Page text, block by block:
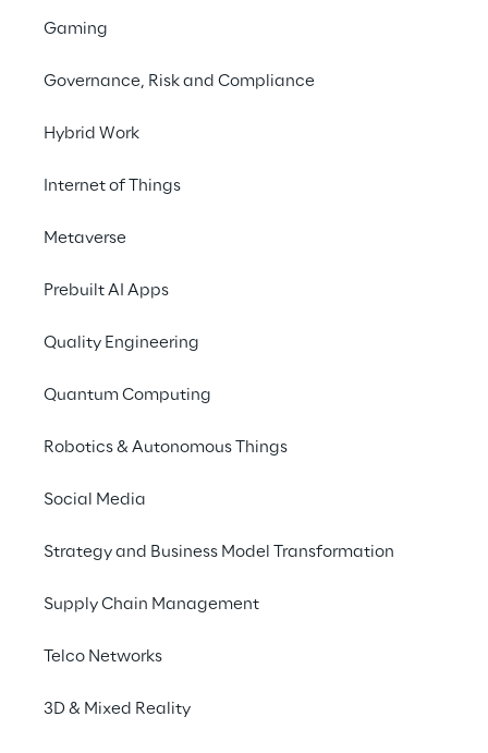
Gaming
Governance, Risk and Compliance
Hybrid Work
Internet of Things
Metaverse
Prebuilt AI Apps
Quality Engineering
Quantum Computing
Robotics & Autonomous Things
Social Media
Strategy and Business Model Transformation
Supply Chain Management
Telco Networks
3D & Mixed Reality
ora operano in modo autonomo, ottimizzano le
Top ranking in
importanti del
Reply ha contribuito attivamente
esperienze digitali intelligenti e
dall'inizio e ha sempre fatto